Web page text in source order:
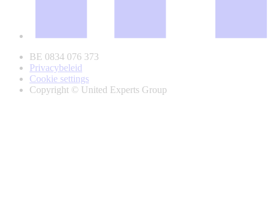
BE 0834 076 373
Privacybeleid
Cookie settings
Copyright © United Experts Group